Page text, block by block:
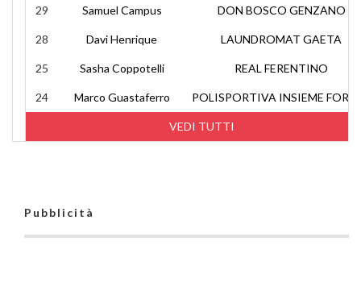
VEDI TUTTI
29 Samuel Campus DON BOSCO GENZANO
28 Davi Henrique LAUNDROMAT GAETA
25 Sasha Coppotelli REAL FERENTINO
24 Marco Guastaferro POLISPORTIVA INSIEME
Pubblicità